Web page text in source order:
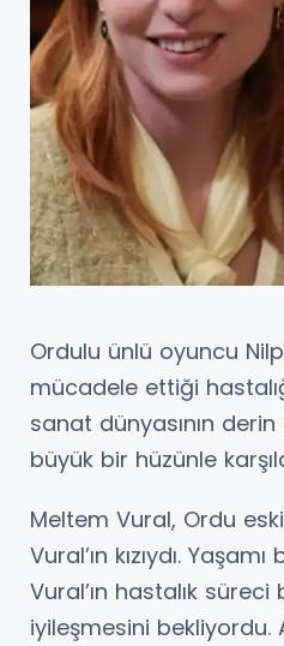
Ordulu ünlü oyuncu
mücadele ettiği
sanat dünyasının
büyük bir hüzünle
Meltem Vural, Ordu
Vural’ın kızıydı.
Vural’ın hastalık
iyileşmesini